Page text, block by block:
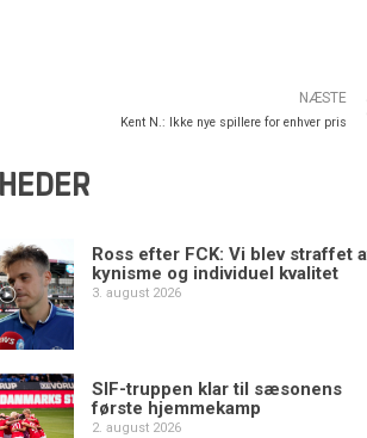
NÆSTE
Kent N.: Ikke nye spillere for enhver pris
Ross efter FCK: Vi blev straffet
kynisme og individuel kvalitet
3. august 2026
SIF-truppen klar til sæsonens
første hjemmekamp
2. august 2026